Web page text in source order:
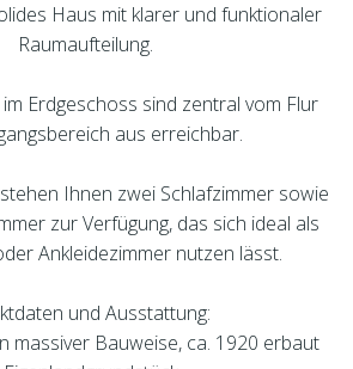
Haus mit klarer und funktionaler
Raumaufteilung.
Erdgeschoss sind zentral vom Flur
aus erreichbar.
Ihnen zwei Schlafzimmer sowie
zur Verfügung, das sich ideal als
Ankleidezimmer nutzen lässt.
und Ausstattung:
massiver Bauweise, ca. 1920 erbaut